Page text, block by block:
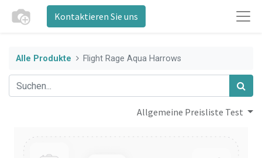
Kontaktieren Sie uns
Alle Produkte Flight Rage Aqua Harrows
Allgemeine Preisliste Test